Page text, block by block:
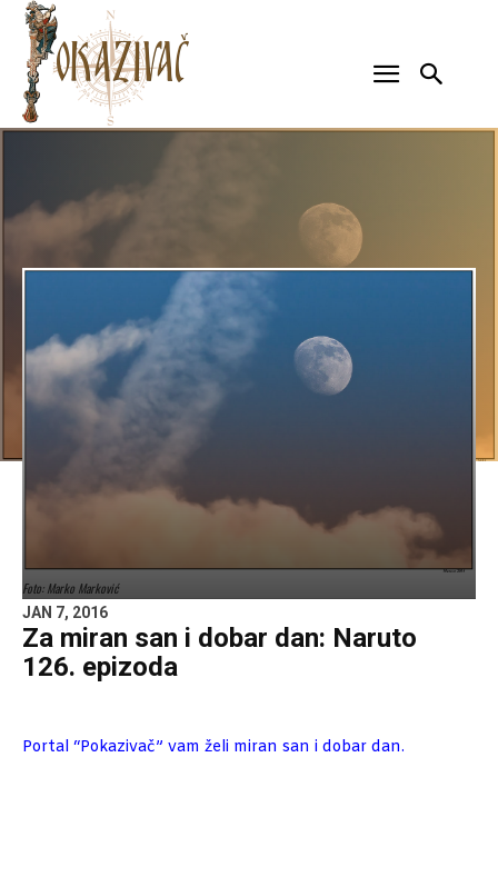
Foto: Marko Marković
JAN 7, 2016
Za miran san i dobar dan: Naruto
126. epizoda
Portal “Pokazivač” vam želi miran san i dobar dan.